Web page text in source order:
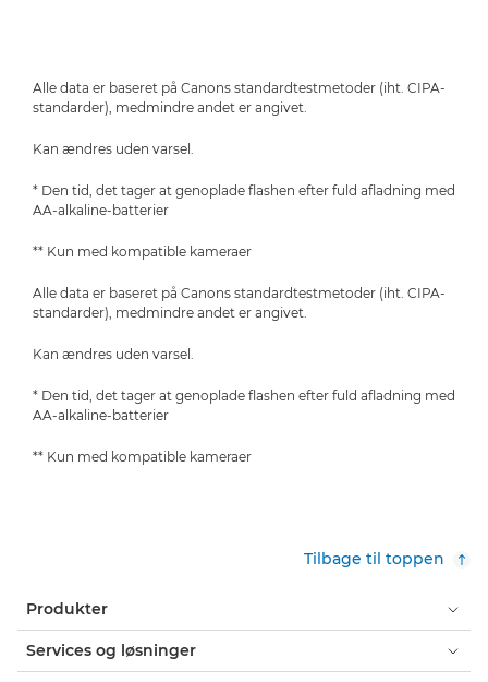
Alle data er baseret på Canons standardtestmetoder (iht. CIPA-
standarder), medmindre andet er angivet.
Kan ændres uden varsel.
* Den tid, det tager at genoplade flashen efter fuld afladning med
AA-alkaline-batterier
** Kun med kompatible kameraer
Alle data er baseret på Canons standardtestmetoder (iht. CIPA-
standarder), medmindre andet er angivet.
Kan ændres uden varsel.
* Den tid, det tager at genoplade flashen efter fuld afladning med
AA-alkaline-batterier
** Kun med kompatible kameraer
Tilbage til toppen
Produkter
Services og løsninger